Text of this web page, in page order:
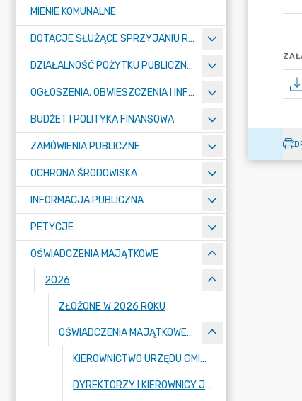
MIENIE KOMUNALNE
DOTACJE SŁUŻĄCE SPRZYJANIU ROZWOJOWI SPORTU
DZIAŁALNOŚĆ POŻYTKU PUBLICZNEGO I POMOC SPOŁECZNA – KONKURSY
OGŁOSZENIA, OBWIESZCZENIA I INFORMACJE
BUDŻET I POLITYKA FINANSOWA
ZAMÓWIENIA PUBLICZNE
OCHRONA ŚRODOWISKA
INFORMACJA PUBLICZNA
PETYCJE
OŚWIADCZENIA MAJĄTKOWE
2026
ZŁOŻONE W 2026 ROKU
OŚWIADCZENIA MAJĄTKOWE ZA 2025 ROK
KIEROWNICTWO URZĘDU GMINY
DYREKTORZY I KIEROWNICY JEDNOSTEK ORGANIZACYJNYCH